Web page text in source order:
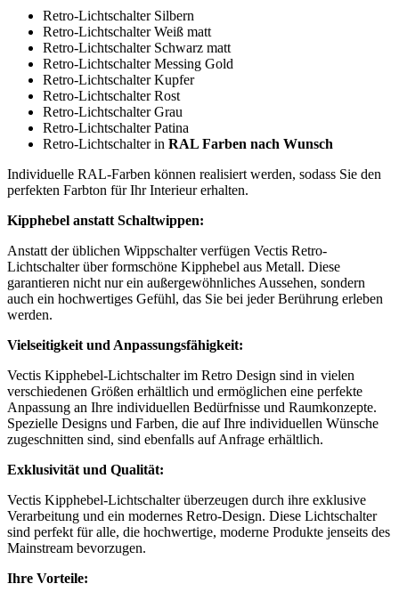
Retro-Lichtschalter Silbern
Retro-Lichtschalter Weiß matt
Retro-Lichtschalter Schwarz matt
Retro-Lichtschalter Messing Gold
Retro-Lichtschalter Kupfer
Retro-Lichtschalter Rost
Retro-Lichtschalter Grau
Retro-Lichtschalter Patina
Retro-Lichtschalter in RAL Farben nach Wunsch
Individuelle RAL-Farben können realisiert werden, sodass Sie den
perfekten Farbton für Ihr Interieur erhalten.
Kipphebel anstatt Schaltwippen:
Anstatt der üblichen Wippschalter verfügen Vectis Retro-
Lichtschalter über formschöne Kipphebel aus Metall. Diese
garantieren nicht nur ein außergewöhnliches Aussehen, sondern
auch ein hochwertiges Gefühl, das Sie bei jeder Berührung erleben
werden.
Vielseitigkeit und Anpassungsfähigkeit:
Vectis Kipphebel-Lichtschalter im Retro Design sind in vielen
verschiedenen Größen erhältlich und ermöglichen eine perfekte
Anpassung an Ihre individuellen Bedürfnisse und Raumkonzepte.
Spezielle Designs und Farben, die auf Ihre individuellen Wünsche
zugeschnitten sind, sind ebenfalls auf Anfrage erhältlich.
Exklusivität und Qualität:
Vectis Kipphebel-Lichtschalter überzeugen durch ihre exklusive
Verarbeitung und ein modernes Retro-Design. Diese Lichtschalter
sind perfekt für alle, die hochwertige, moderne Produkte jenseits des
Mainstream bevorzugen.
Ihre Vorteile: